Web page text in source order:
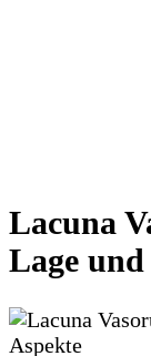
Lacuna
Lage